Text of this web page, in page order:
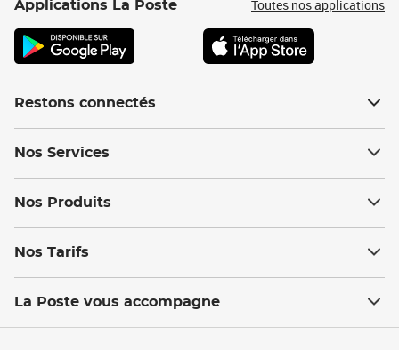
Applications La Poste Toutes nos applications
Restons connectés
Nos Services
Nos Produits
Nos Tarifs
La Poste vous accompagne